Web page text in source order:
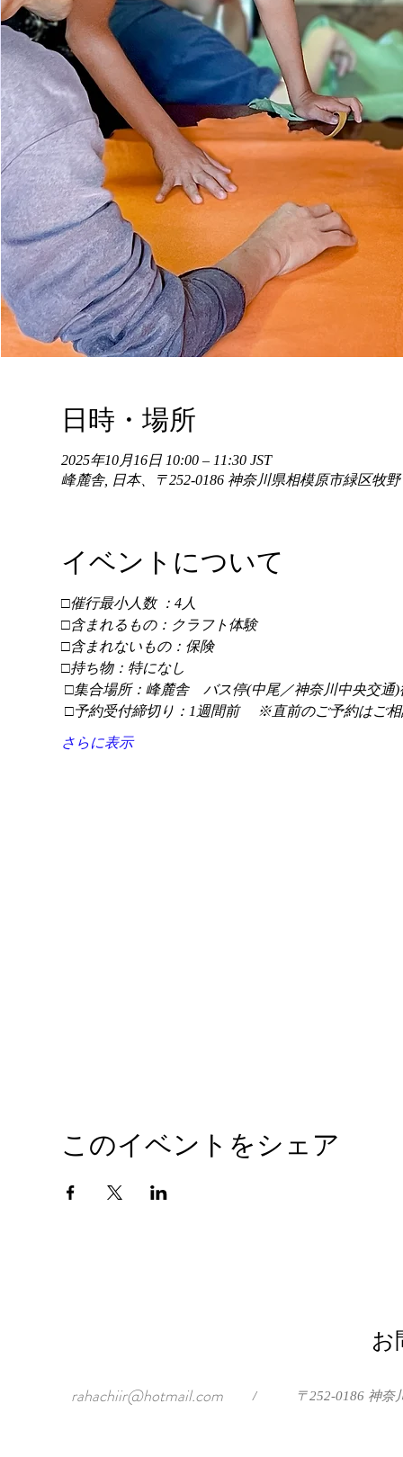
日時・場所
2025年10月16日 10:00 – 11:30 JST
峰麓舎, 日本、〒252-0186 神奈川県相模原市緑区牧
イベントについて
□催行最小人数 ：4人
□含まれるもの：クラフト体験
□含まれないもの：保険
□持ち物：特になし
□集合場所：峰麓舎　バス停(中尾／神奈川中央交通)
□予約受付締切り：1週間前 　※直前のご予約はご
さらに表示
このイベントをシェア
お
rahachiir@hotmail.com / 〒252-0186 神奈